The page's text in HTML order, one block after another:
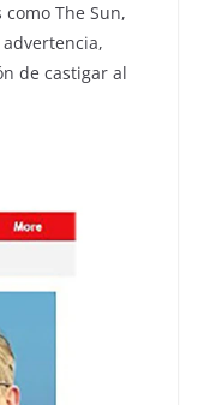
The Sun,
de castigar al